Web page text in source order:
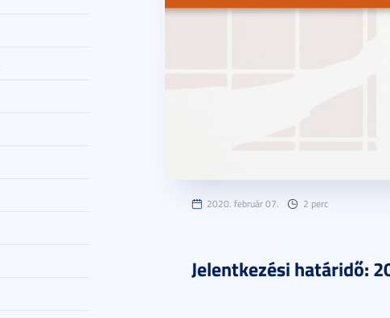
2020. február 07. 2 perc
Jelentkezési határidő: